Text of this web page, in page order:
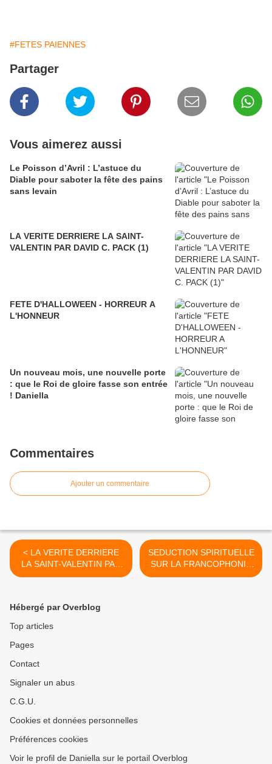
#FETES PAIENNES
Partager
Vous aimerez aussi
Le Poisson d’Avril : L’astuce du
Diable pour saboter la fête des pains
sans levain
LA VERITE DERRIERE LA SAINT-
VALENTIN PAR DAVID C. PACK (1)
FETE D'HALLOWEEN - HORREUR A
L'HONNEUR
Un nouveau mois, une nouvelle porte
: que le Roi de gloire fasse son entrée
! Daniella
Commentaires
Ajouter un commentaire
< LA VERITE DERRIERE
LA SAINT-VALENTIN PAR
DAVID C. PACK (1)
SEDUCTION SPIRITUELLE
SUR LA FRANCOPHONIE
PAR SAMUEL ABUDO >
Hébergé par Overblog
Top articles
Pages
Contact
Signaler un abus
C.G.U.
Cookies et données personnelles
Préférences cookies
Voir le profil de Daniella sur le portail Overblog